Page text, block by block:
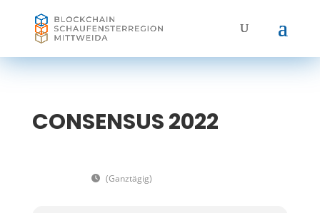
CONSENSUS 2022
(Ganztägig)